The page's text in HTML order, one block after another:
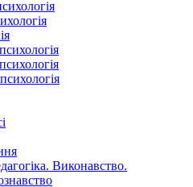
Виконавство.